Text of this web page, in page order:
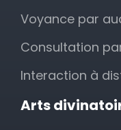
Voyance par
Consultation
Interaction à
Arts